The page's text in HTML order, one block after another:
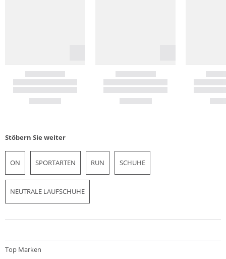
Stöbern Sie weiter
ON SPORTARTEN RUN SCHUHE
NEUTRALE LAUFSCHUHE
Top Marken